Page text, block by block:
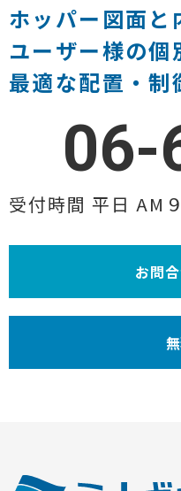
ホッパー図面と
ユーザー様の
最適な配置・制
06-
受付時間 平日 AM
お問